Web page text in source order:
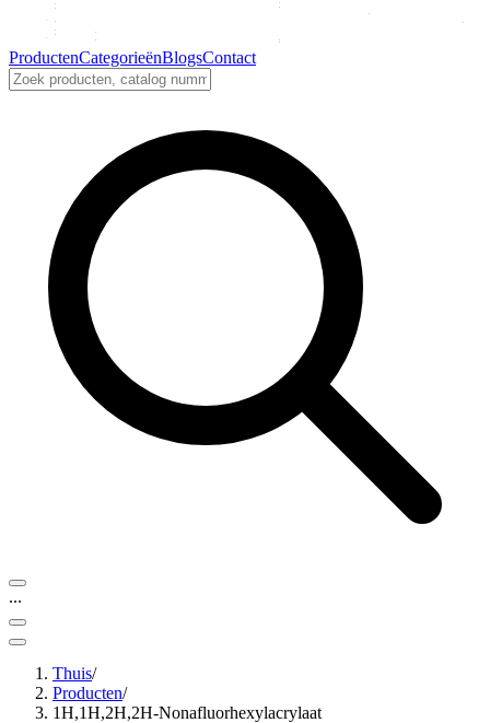
ProductenCategorieënBlogsContact
...
Thuis/
Producten/
1H,1H,2H,2H-Nonafluorhexylacrylaat